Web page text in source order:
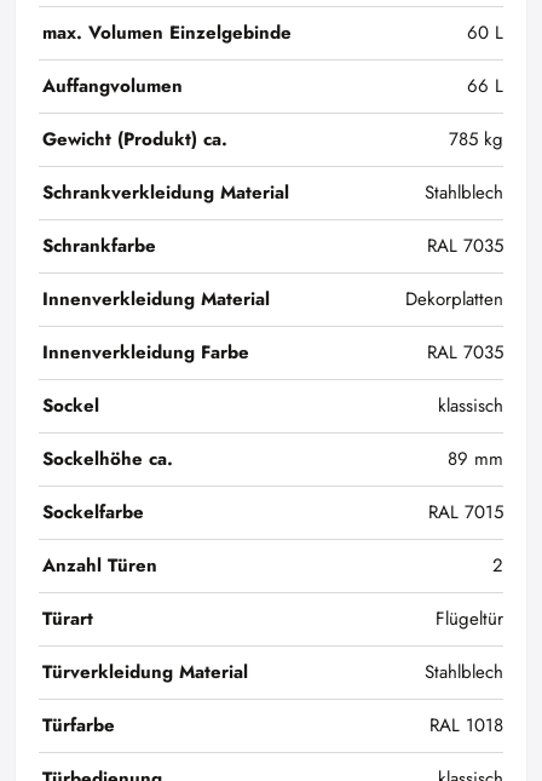
max. Volumen Einzelgebinde
60 L
Auffangvolumen
66 L
Gewicht (Produkt) ca.
785 kg
Schrankverkleidung Material
Stahlblech
Schrankfarbe
RAL 7035
Innenverkleidung Material
Dekorplatten
Innenverkleidung Farbe
RAL 7035
Sockel
klassisch
Sockelhöhe ca.
89 mm
Sockelfarbe
RAL 7015
Anzahl Türen
2
Türart
Flügeltür
Türverkleidung Material
Stahlblech
Türfarbe
RAL 1018